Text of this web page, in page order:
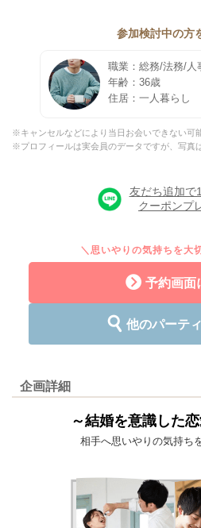
参加検討中の方
職業：総務/法務/人
年齢：36歳
住居：一人暮らし
※キャンセルなどにより当日お会いできない可
※プロフィールは実会員のデータですが、写真
友だち追加で
クーポンプ
＼思いやりの気持ちを大
予約画面
他のパーテ
企画詳細
～結婚を意識した
相手へ思いやりの気持ち